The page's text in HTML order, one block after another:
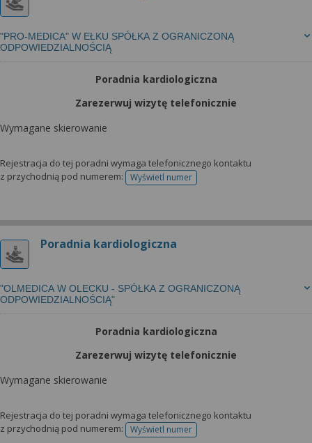
"PRO-MEDICA" W EŁKU SPÓŁKA Z OGRANICZONĄ
ODPOWIEDZIALNOŚCIĄ
Poradnia kardiologiczna
Zarezerwuj wizytę telefonicznie
Wymagane skierowanie
Rejestracja do tej poradni wymaga telefonicznego kontaktu
z przychodnią pod numerem:
Wyświetl numertelefonu do rejestracji
Poradnia kardiologiczna
"OLMEDICA W OLECKU - SPÓŁKA Z OGRANICZONĄ
ODPOWIEDZIALNOŚCIĄ"
Poradnia kardiologiczna
Zarezerwuj wizytę telefonicznie
Wymagane skierowanie
Rejestracja do tej poradni wymaga telefonicznego kontaktu
z przychodnią pod numerem:
Wyświetl numertelefonu do rejestracji